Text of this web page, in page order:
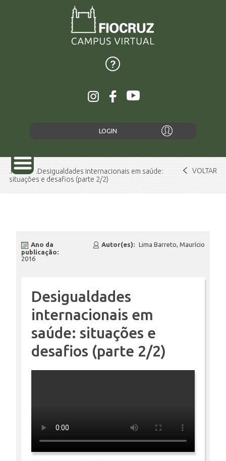
LOGIN
ENSINO
CURSOS
PLATAFORMAS
DOCUMENTOS
Home
Desigualdades internacionais em saúde:
situações e desafios (parte 2/2)
VOLTAR
Ano da
publicação:
2016
Autor(es): Lima Barreto, Maurício
Desigualdades
internacionais em
saúde: situações e
desafios (parte 2/2)